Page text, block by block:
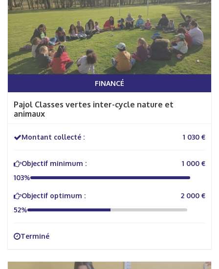
FINANCÉ
Pajol Classes vertes inter-cycle nature et
animaux
Montant collecté : 1 030 €
Objectif minimum :
1 000 €
103%
Objectif optimum :
2 000 €
52%
Terminé